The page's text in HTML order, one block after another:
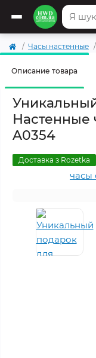
Часы настенные
Описание товара
Настенные
A0354
Доставка з Rozetka